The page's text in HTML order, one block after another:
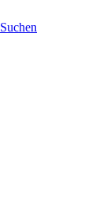
Suchen